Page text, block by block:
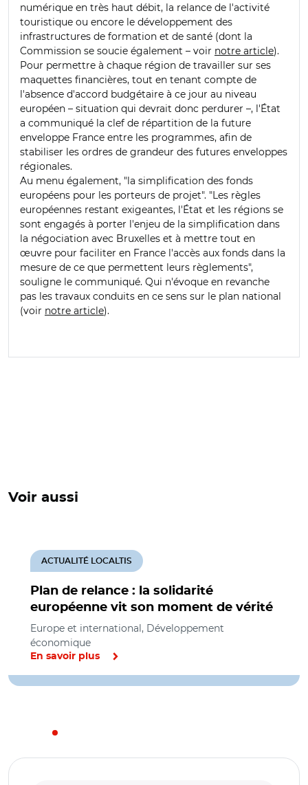
numérique en très haut débit, la relance de l'activité
touristique ou encore le développement des
infrastructures de formation et de santé (dont la
Commission se soucie également – voir notre article).
Pour permettre à chaque région de travailler sur ses
maquettes financières, tout en tenant compte de
l'absence d'accord budgétaire à ce jour au niveau
européen – situation qui devrait donc perdurer –, l'État
a communiqué la clef de répartition de la future
enveloppe France entre les programmes, afin de
stabiliser les ordres de grandeur des futures enveloppes
régionales.
Au menu également, "la simplification des fonds
européens pour les porteurs de projet". "Les règles
européennes restant exigeantes, l'État et les régions se
sont engagés à porter l'enjeu de la simplification dans
la négociation avec Bruxelles et à mettre tout en
œuvre pour faciliter en France l'accès aux fonds dans la
mesure de ce que permettent leurs règlements",
souligne le communiqué. Qui n'évoque en revanche
pas les travaux conduits en ce sens sur le plan national
(voir notre article).
Voir aussi
Plan de relance : la solidarité
européenne vit son moment de vérité
ACTUALITÉ LOCALTIS
Europe et international, Développement
économique
En savoir plus